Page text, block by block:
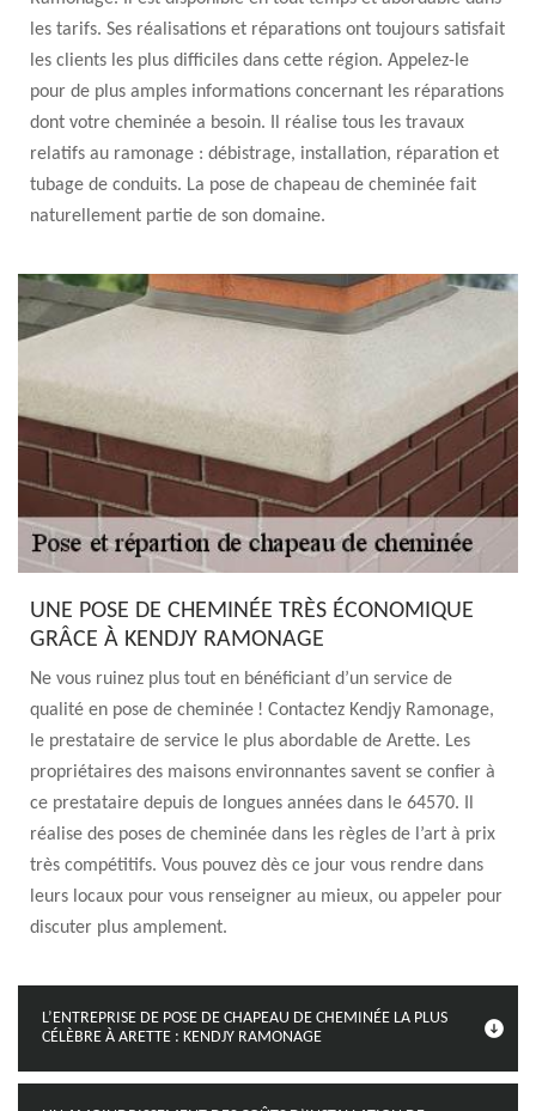
les tarifs. Ses réalisations et réparations ont toujours satisfait
les clients les plus difficiles dans cette région. Appelez-le
pour de plus amples informations concernant les réparations
dont votre cheminée a besoin. Il réalise tous les travaux
relatifs au ramonage : débistrage, installation, réparation et
tubage de conduits. La pose de chapeau de cheminée fait
naturellement partie de son domaine.
UNE POSE DE CHEMINÉE TRÈS ÉCONOMIQUE
GRÂCE À KENDJY RAMONAGE
Ne vous ruinez plus tout en bénéficiant d’un service de
qualité en pose de cheminée ! Contactez Kendjy Ramonage,
le prestataire de service le plus abordable de Arette. Les
propriétaires des maisons environnantes savent se confier à
ce prestataire depuis de longues années dans le 64570. Il
réalise des poses de cheminée dans les règles de l’art à prix
très compétitifs. Vous pouvez dès ce jour vous rendre dans
leurs locaux pour vous renseigner au mieux, ou appeler pour
discuter plus amplement.
L’ENTREPRISE DE POSE DE CHAPEAU DE CHEMINÉE LA PLUS
CÉLÈBRE À ARETTE : KENDJY RAMONAGE